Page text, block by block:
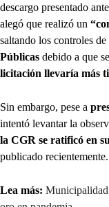
descargo presentado
alegó que realizó un
saltando los controles de
Públicas debido a que se
licitación llevaría más
Sin embargo, pese a
intentó levantar la
la CGR se ratificó en
publicado recientemente.
Lea más: Municipalidad